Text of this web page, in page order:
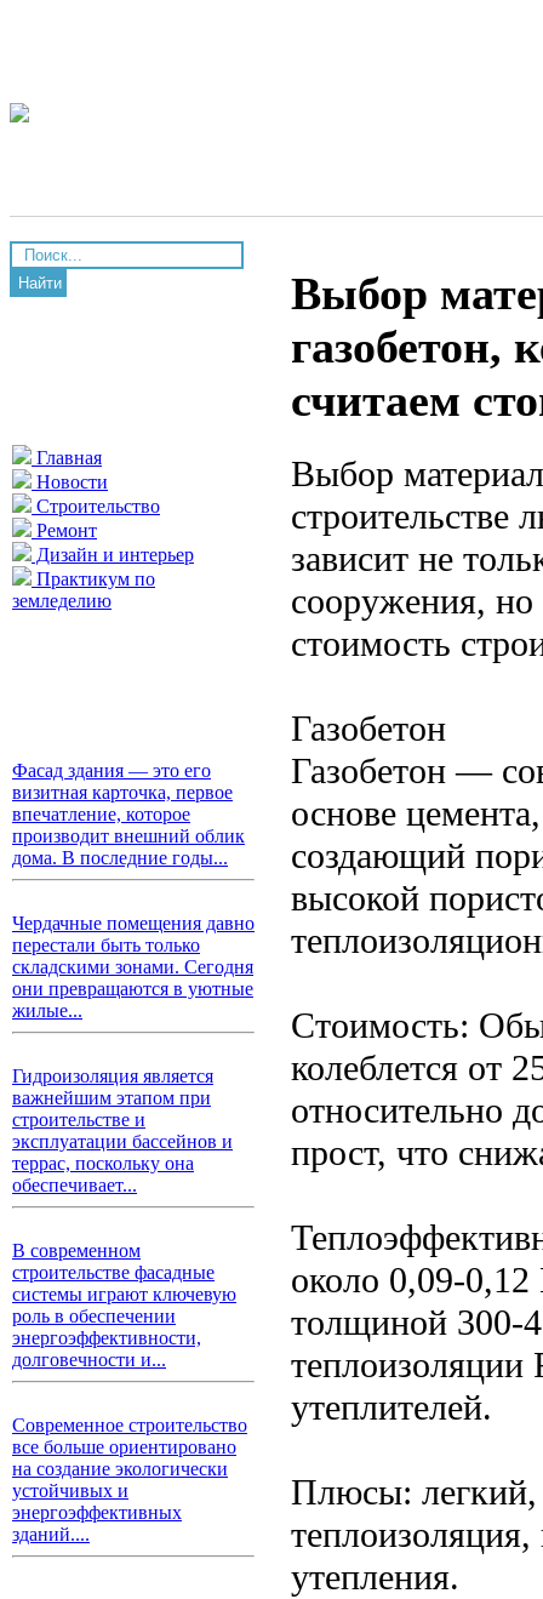
Найти
Главная
Новости
Строительство
Ремонт
Дизайн и интерьер
Практикум по
земледелию
Фасад здания — это его
визитная карточка, первое
впечатление, которое
производит внешний облик
дома. В последние годы...
Чердачные помещения давно
перестали быть только
складскими зонами. Сегодня
они превращаются в уютные
жилые...
Гидроизоляция является
важнейшим этапом при
строительстве и
эксплуатации бассейнов и
террас, поскольку она
обеспечивает...
В современном
строительстве фасадные
системы играют ключевую
роль в обеспечении
энергоэффективности,
долговечности и...
Современное строительство
все больше ориентировано
на создание экологически
устойчивых и
энергоэффективных
зданий....
Выбор
газобетон,
считаем
Выбор
строительстве
зависит не
сооружения, но
стоимость
Газобетон
Газобетон —
основе
создающий
высокой
Стоимость:
колеблется от
относительно
прост, что
около 0,09-0,12
толщиной 300-
утеплителей.
Плюсы: легкий,
утепления.